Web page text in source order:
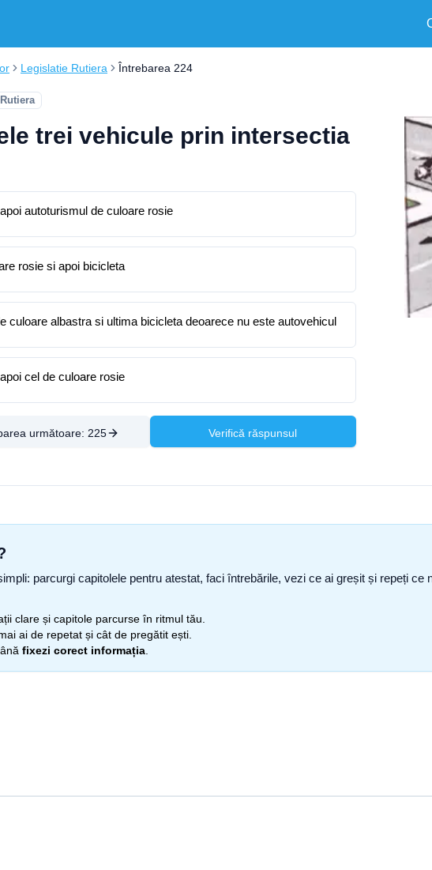
Legislatie Rutiera Întrebarea 224
trei vehicule prin intersectia
autoturismul de culoare rosie
rosie si apoi bicicleta
culoare albastra si ultima bicicleta deoarece nu este autovehicul
cel de culoare rosie
următoare: 225 Verifică răspunsul
parcurgi capitolele pentru atestat, faci întrebările, vezi ce ai greșit și repeți
clare și capitole parcurse în ritmul tău.
ai de repetat și cât de pregătit ești.
fixezi corect informația